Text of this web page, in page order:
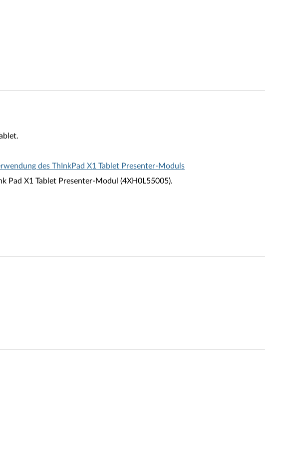
des ThInkPad X1 Tablet Presenter-Moduls
Pad X1 Tablet Presenter-Modul (4XH0L55005).